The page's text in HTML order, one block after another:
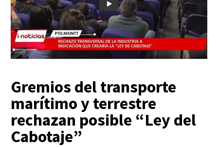
Gremios del transporte
marítimo y terrestre
rechazan posible “Ley del
Cabotaje”